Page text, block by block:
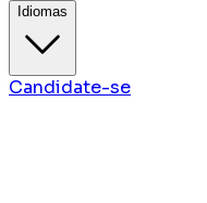
Idiomas
Candidate-se